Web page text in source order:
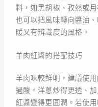
料，如黑胡椒、孜然或
也可以把風味轉向醬油
暖又有辨識度的風格。
羊肉紅醬的搭配技巧
羊肉味較鮮明，建議使
過酸。洋蔥炒得更透、
紅醬變得更圓潤。若使